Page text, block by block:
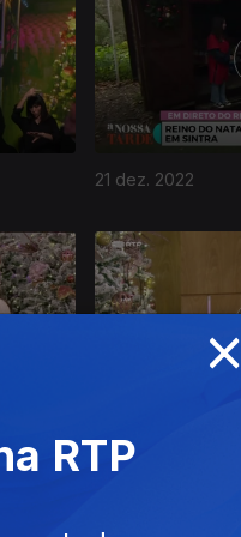
21 dez. 2022
15 dez. 2022
×
RTP